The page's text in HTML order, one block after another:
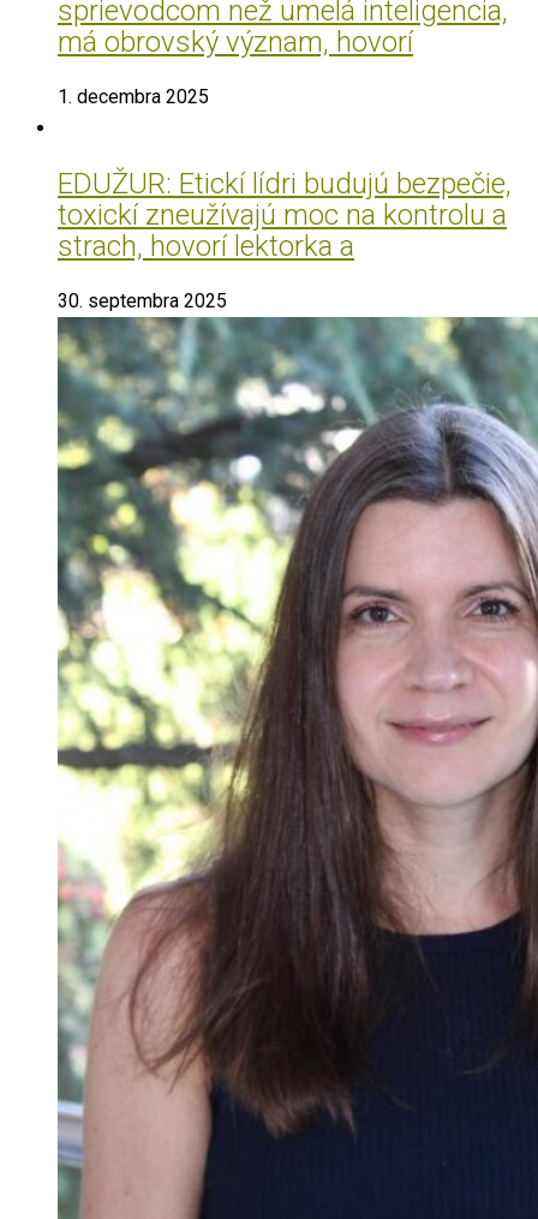
sprievodcom než umelá inteligencia,
má obrovský význam, hovorí
1. decembra 2025
EDUŽUR: Etickí lídri budujú bezpečie,
toxickí zneužívajú moc na kontrolu a
strach, hovorí lektorka a
30. septembra 2025